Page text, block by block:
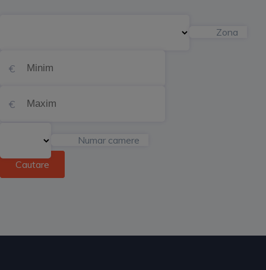
Zona
Numar camere
Cautare